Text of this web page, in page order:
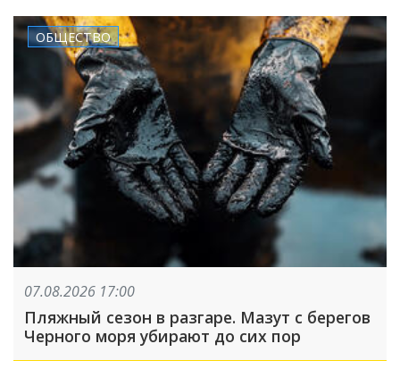
ОБЩЕСТВО
07.08.2026 17:00
Пляжный сезон в разгаре. Мазут с берегов
Черного моря убирают до сих пор